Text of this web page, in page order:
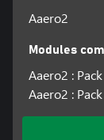
Aaero2
Modules
Aaero2 :
Aaero2 :